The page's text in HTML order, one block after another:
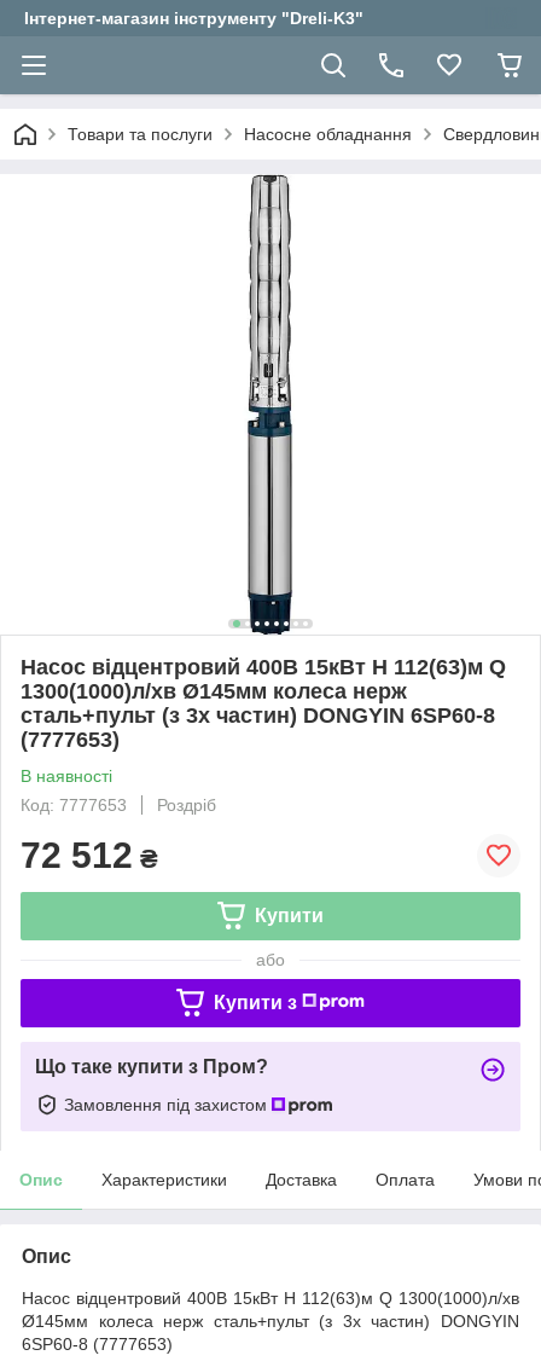
Інтернет-магазин інструменту "Dreli-K3"
Товари та послуги Насосне обладнання
Насос відцентровий 400В 15кВт H 112(63)м Q
1300(1000)л/хв Ø145мм колеса нерж
сталь+пульт (з 3х частин) DONGYIN 6SP60-8
(7777653)
В наявності
Код: 7777653
Роздріб
72 512 ₴
Купити
або
Купити з
Що таке купити з Пром?
Замовлення під захистом
Опис Характеристики Доставка Оплата Умови
Опис
Насос відцентровий 400В 15кВт H 112(63)м Q 1300(1000)л/хв
Ø145мм колеса нерж сталь+пульт (з 3х частин) DONGYIN
6SP60-8 (7777653)